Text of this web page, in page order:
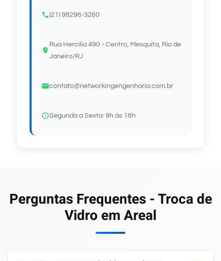
(21) 98296-3260
Rua Hercilia 490 - Centro, Mesquita, Rio de
Janeiro/RJ
contato@networkingengenharia.com.br
Segunda a Sexta: 9h às 18h
Perguntas Frequentes - Troca de
Vidro em Areal